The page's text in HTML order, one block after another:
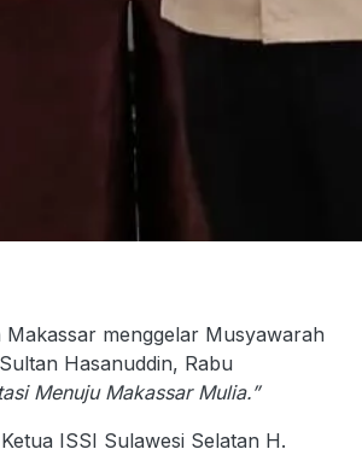
menggelar Musyawarah
Hasanuddin, Rabu
Menuju Makassar Mulia.”
ISSI Sulawesi Selatan H.